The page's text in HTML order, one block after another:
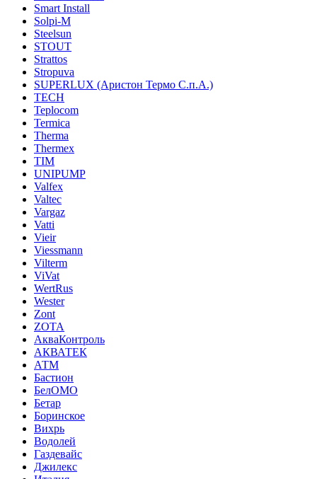
Smart Install
Solpi-M
Steelsun
STOUT
Strattos
Stropuva
SUPERLUX (Аристон Термо С.п.А.)
TECH
Teplocom
Termica
Therma
Thermex
TIM
UNIPUMP
Valfex
Valtec
Vargaz
Vatti
Vieir
Viessmann
Vilterm
ViVat
WertRus
Wester
Zont
ZOTA
АкваКонтроль
АКВАТЕК
АТМ
Бастион
БелОМО
Бетар
Боринское
Вихрь
Водолей
Газдевайс
Джилекс